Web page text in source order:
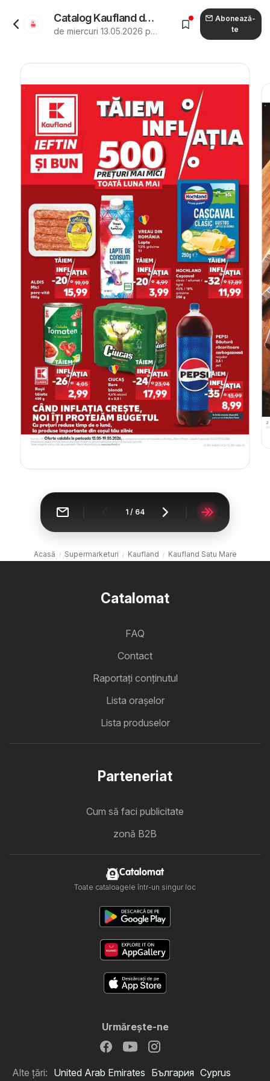
Catalog Kaufland de la 13.05.2026 - Revista "Kaufland Satu Mare"
de miercuri 13.05.2026 până marți 19.05.2026
Abonează-
te
1 / 64
Acasă Supermarketuri Kaufland Kaufland Satu Mare
Catalomat
FAQ
Contact
Raportați conținutul
Lista oraşelor
Lista produselor
Parteneriat
Cum să faci publicitate
zonă B2B
Catalomat
Toate cataloagele într-un singur loc
Urmăreşte-ne
Alte țări: United Arab Emirates България Cyprus